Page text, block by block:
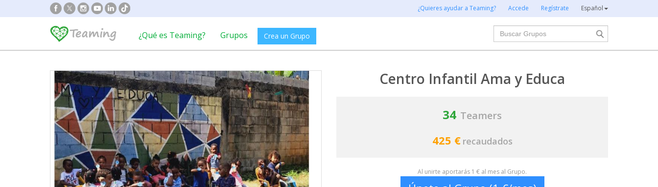
¿Quieres ayudar a Teaming? Accede Regístrate Español
¿Qué es Teaming? Grupos Crea un Grupo
Buscar
Centro Infantil Ama y Educa
34 Teamers
425 € recaudados
Al unirte aportarás 1 € al mes al Grupo.